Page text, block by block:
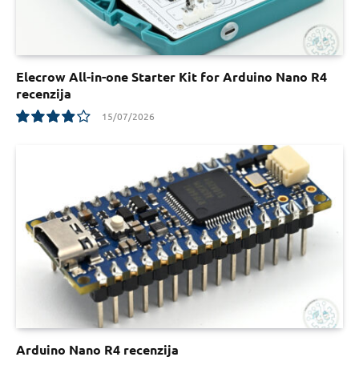
Elecrow All-in-one Starter Kit for Arduino Nano R4
recenzija
15/07/2026
Arduino Nano R4 recenzija